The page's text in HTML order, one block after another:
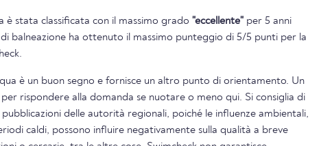
è stata classificata con il massimo grado "eccellente" per 5 anni
balneazione ha ottenuto il massimo punteggio di 5/5 punti per la
è un buon segno e fornisce un altro punto di orientamento. Un
rispondere alla domanda se nuotare o meno qui. Si consiglia di
delle autorità regionali, poiché le influenze ambientali,
caldi, possono influire negativamente sulla qualità a breve